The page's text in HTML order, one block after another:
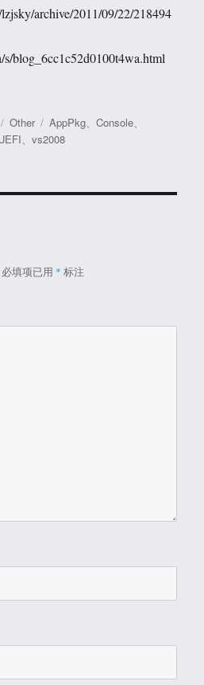
archive/2011/09/22/218494
blog_6cc1c52d0100t4wa.html
分
类
Other
标
签
AppPkg、Console、
、vs2008
必填项已用 * 标注